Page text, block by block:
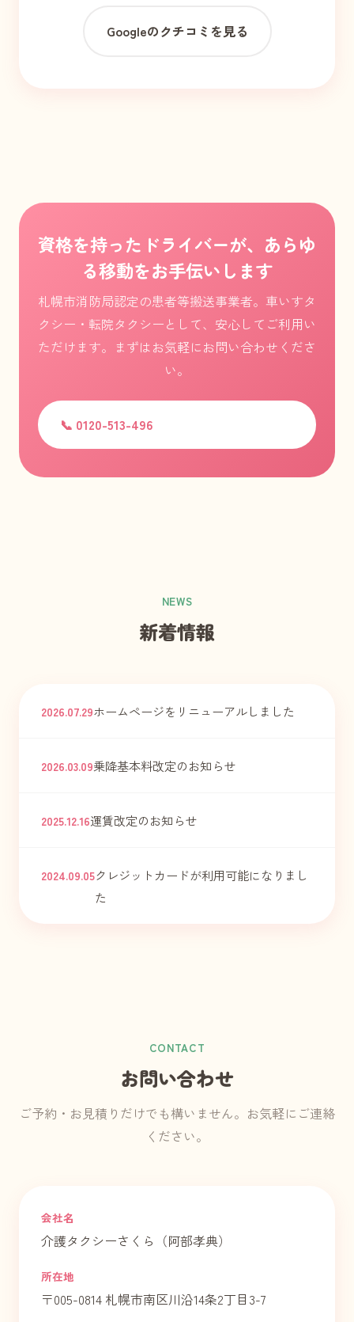
Googleのクチコミを見る
資格を持ったドライバーが、あらゆ
る移動をお手伝いします
札幌市消防局認定の患者等搬送事業者。車いすタ
クシー・転院タクシーとして、安心してご利用い
ただけます。まずはお気軽にお問い合わせくださ
い。
📞 0120-513-496
NEWS
新着情報
2026.07.29ホームページをリニューアルしました
2026.03.09乗降基本料改定のお知らせ
2025.12.16運賃改定のお知らせ
2024.09.05クレジットカードが利用可能になりまし
た
CONTACT
お問い合わせ
ご予約・お見積りだけでも構いません。お気軽にご連絡
ください。
会社名
介護タクシーさくら（阿部孝典）
所在地
〒005-0814 札幌市南区川沿14条2丁目3-7